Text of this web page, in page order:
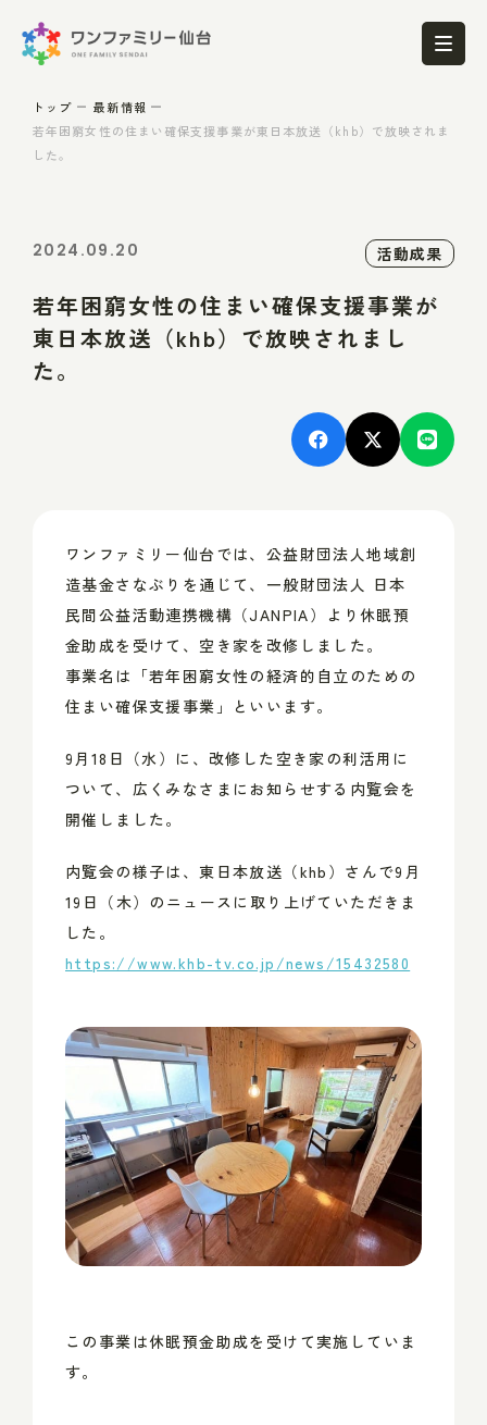
トップ
最新情報
若年困窮女性の住まい確保支援事業が東日本放送（khb）で放映されま
した。
2024.09.20 活動成果
若年困窮女性の住まい確保支援事業が
東日本放送（khb）で放映されまし
た。
ワンファミリー仙台では、公益財団法人地域創
造基金さなぶりを通じて、一般財団法人 日本
民間公益活動連携機構（JANPIA）より休眠預
金助成を受けて、空き家を改修しました。
事業名は「若年困窮女性の経済的自立のための
住まい確保支援事業」といいます。
9月18日（水）に、改修した空き家の利活用に
ついて、広くみなさまにお知らせする内覧会を
開催しました。
内覧会の様子は、東日本放送（khb）さんで9月
19日（木）のニュースに取り上げていただきま
した。
https://www.khb-tv.co.jp/news/15432580
この事業は休眠預金助成を受けて実施していま
す。